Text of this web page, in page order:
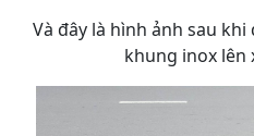
Và đây là hình ảnh sau
khung inox lên